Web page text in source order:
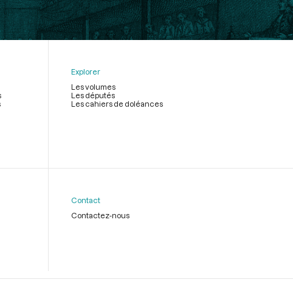
Explorer
Les volumes
Les députés
Les cahiers de doléances
Contact
Contactez-nous